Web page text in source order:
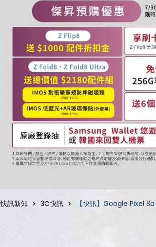
快訊新知 3C快訊 【快訊】Google Pixel